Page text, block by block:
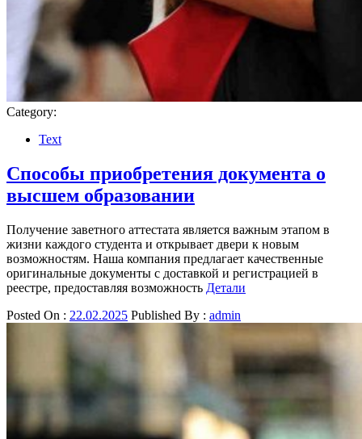
Category:
Text
Способы приобретения документа о
высшем образовании
Получение заветного аттестата является важным этапом в
жизни каждого студента и открывает двери к новым
возможностям. Наша компания предлагает качественные
оригинальные документы с доставкой и регистрацией в
реестре, предоставляя возможность Детали
Posted On : 22.02.2025 Published By : admin